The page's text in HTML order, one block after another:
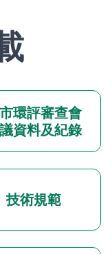
環評審查會
資料及紀錄
技術規範